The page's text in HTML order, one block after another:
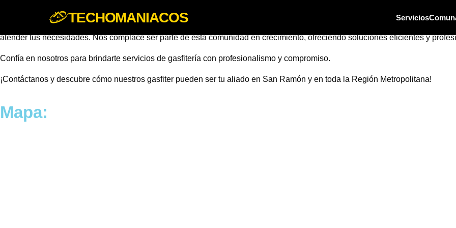
TECHOMANIACOS Servicios
Gasfiter en San Ramón llega a San Ramón con servicios especializados en gasfitería. Desde la detección de fugas hasta el
atender tus necesidades. Nos complace ser parte de esta comunidad en crecimiento, ofreciendo soluciones eficientes y
Confía en nosotros para brindarte servicios de gasfitería con profesionalismo y compromiso.
¡Contáctanos y descubre cómo nuestros gasfiter pueden ser tu aliado en San Ramón y en toda la Región Metropolitana!
Mapa: